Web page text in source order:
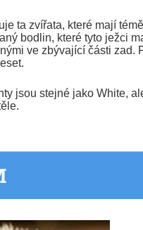
ta zvířata, které mají
bodlin, které tyto ježci
ve zbývající části zad.
jsou stejné jako White,